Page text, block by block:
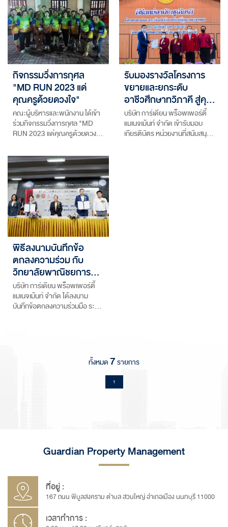
กิจกรรมวิ่งการกุศล
"MD RUN 2023 แด่
คุณครูด้วยดวงใจ"
คณะผู้บริหารและพนักงาน ได้เข้า
ร่วมกิจกรรมวิ่งการกุศล "MD
RUN 2023 แด่คุณครูด้วยดวง…
รับมองรางวัลโครงการ
ขยายและยกระดับ
อาชีวศึกษาทวิภาคี สู่คุ…
บริษัท การ์เดียน พร็อพเพอร์ตี้
แมเนจเม้นท์ จำกัด เข้ารับมอบ
เกียรติบัตร หน่วยงานที่สนับสนุ…
พิธีลงนามบันทึกข้อ
ตกลงความร่วม กับ
วิทยาลัยพาณิชยการ…
บริษัท การ์เดียน พร็อพเพอร์ตี้
แมเนจเม้นท์ จำกัด ได้ลงนาม
บันทึกข้อตกลงความร่วมมือ ระ…
ทั้งหมด7รายการ
1
Guardian Property Management
ที่อยู่ :
167 ถนน พิบูลสงคราม ตำบล สวนใหญ่ อำเภอเมือง นนทบุรี 11000
เวลาทำการ :